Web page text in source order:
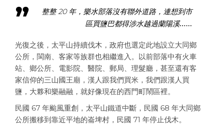
整整20 年，樂水部落沒有聯外道路，連想到市
區買鹽巴都得涉水越過蘭陽溪……
光復之後，太平山持續伐木，政府也選定此地設立大同鄉
公所，閩南、客家等族群也相繼進入。以前部落中有火車
站、鄉公所、電影院、醫院、郵局、理髮廳，甚至還有客
家信仰的三山國王廟，漢人跟我們買米，我們跟漢人買
鹽，大夥和樂融融，就好像現在的西門町鬧區裡。
民國 67年颱風重創，太平山鐵道中斷，民國 68年大同鄉
公所搬移到靠近平地的崙埤村，民國 71年停止伐木。